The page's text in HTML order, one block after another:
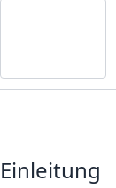
Einleitung